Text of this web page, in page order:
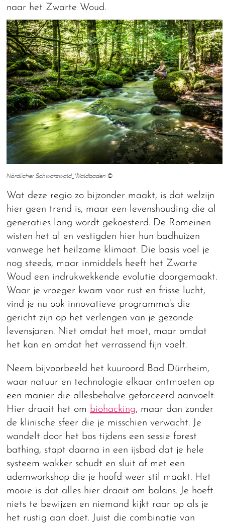
naar het Zwarte Woud.
Nördlicher Schwarzwald_Waldbaden ©
Wat deze regio zo bijzonder maakt, is dat welzijn
hier geen trend is, maar een levenshouding die al
generaties lang wordt gekoesterd. De Romeinen
wisten het al en vestigden hier hun badhuizen
vanwege het heilzame klimaat. Die basis voel je
nog steeds, maar inmiddels heeft het Zwarte
Woud een indrukwekkende evolutie doorgemaakt.
Waar je vroeger kwam voor rust en frisse lucht,
vind je nu ook innovatieve programma’s die
gericht zijn op het verlengen van je gezonde
levensjaren. Niet omdat het moet, maar omdat
het kan en omdat het verrassend fijn voelt.
Neem bijvoorbeeld het kuuroord Bad Dürrheim,
waar natuur en technologie elkaar ontmoeten op
een manier die allesbehalve geforceerd aanvoelt.
Hier draait het om biohacking, maar dan zonder
de klinische sfeer die je misschien verwacht. Je
wandelt door het bos tijdens een sessie forest
bathing, stapt daarna in een ijsbad dat je hele
systeem wakker schudt en sluit af met een
ademworkshop die je hoofd weer stil maakt. Het
mooie is dat alles hier draait om balans. Je hoeft
niets te bewijzen en niemand kijkt raar op als je
het rustig aan doet. Juist die combinatie van